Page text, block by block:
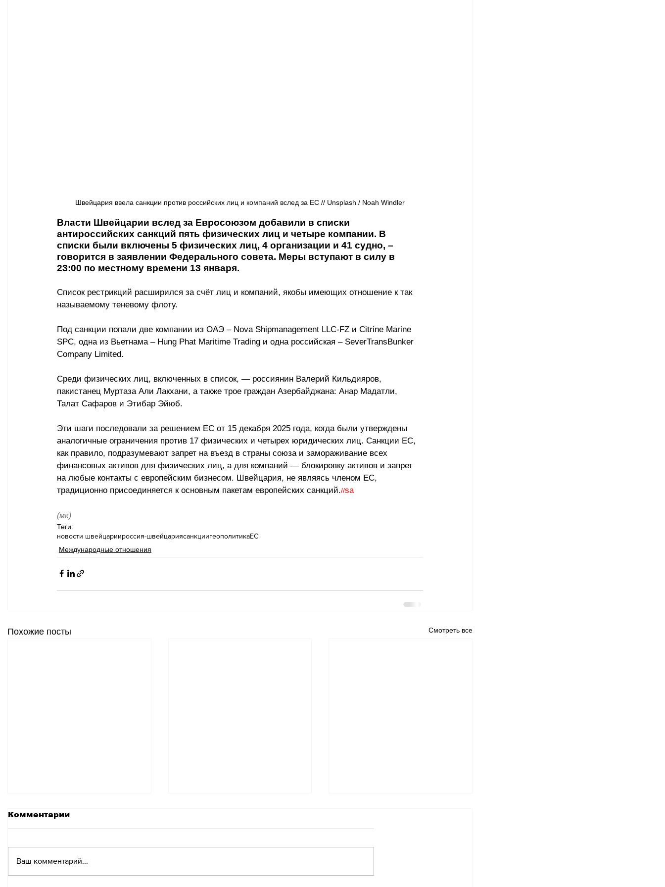
Швейцария ввела санкции против российских лиц и компаний вслед за ЕС // Unsplash / Noah Windler
Власти Швейцарии вслед за Евросоюзом добавили в списки
антироссийских санкций пять физических лиц и четыре компании. В
списки были включены 5 физических лиц, 4 организации и 41 судно, –
говорится в заявлении Федерального совета. Меры вступают в силу в
23:00 по местному времени 13 января.
Список рестрикций расширился за счёт лиц и компаний, якобы имеющих отношение к так
называемому теневому флоту.
Под санкции попали две компании из ОАЭ – Nova Shipmanagement LLC-FZ и Citrine Marine
SPC, одна из Вьетнама – Hung Phat Maritime Trading и одна российская – SeverTransBunker
Company Limited.
Среди физических лиц, включенных в список, — россиянин Валерий Кильдияров,
пакистанец Муртаза Али Лакхани, а также трое граждан Азербайджана: Анар Мадатли,
Талат Сафаров и Этибар Эйюб.
Эти шаги последовали за решением ЕС от 15 декабря 2025 года, когда были утверждены
аналогичные ограничения против 17 физических и четырех юридических лиц. Санкции ЕС,
как правило, подразумевают запрет на въезд в страны союза и замораживание всех
финансовых активов для физических лиц, а для компаний — блокировку активов и запрет
на любые контакты с европейским бизнесом. Швейцария, не являясь членом ЕС,
традиционно присоединяется к основным пакетам европейских санкций.//sa
(мк)
Теги:
новости швейцариироссия-швейцариясанкциигеополитикаЕС
Международные отношения
Похожие посты Смотреть все
Комментарии
Ваш комментарий...